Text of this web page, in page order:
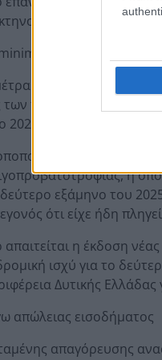
στην
λόγω αυξημένου
οδήγησαν σε
περισσότερων
2024 και το πρώτο
της υπ’ αριθμ.
η
εξάμηνο του
ότι είχε ήδη
απαιτείται η έκδοση
ισχύ για το
Δυτικής
απώλειας εισοδήματος
απαγόρευσης